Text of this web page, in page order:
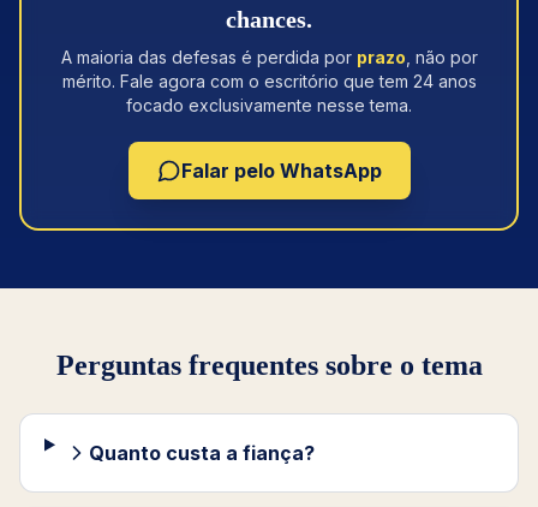
chances.
A maioria das defesas é perdida por prazo , não por
mérito. Fale agora com o escritório que tem 24 anos
focado exclusivamente nesse tema.
Falar pelo WhatsApp
Perguntas frequentes sobre o tema
Quanto custa a fiança?